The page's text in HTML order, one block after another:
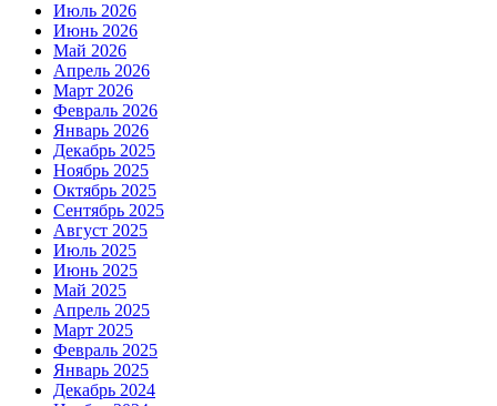
Июль 2026
Июнь 2026
Май 2026
Апрель 2026
Март 2026
Февраль 2026
Январь 2026
Декабрь 2025
Ноябрь 2025
Октябрь 2025
Сентябрь 2025
Август 2025
Июль 2025
Июнь 2025
Май 2025
Апрель 2025
Март 2025
Февраль 2025
Январь 2025
Декабрь 2024